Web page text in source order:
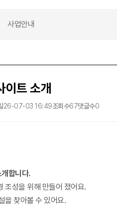
사업안내
이트 소개
26-07-03 16:49조회수67댓글수0
합니다.
조성을 위해 만들어 졌어요.
을 찾아볼 수 있어요.